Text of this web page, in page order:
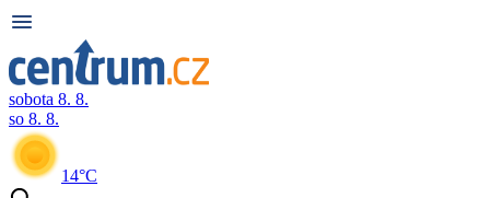
sobota 8. 8.
so 8. 8.
14°C